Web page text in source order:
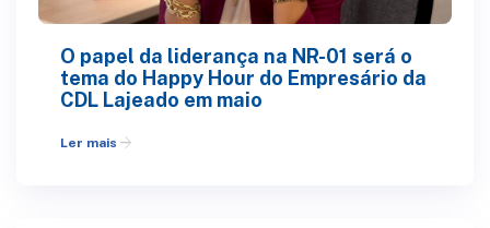
O papel da liderança na NR-01 será o
tema do Happy Hour do Empresário da
CDL Lajeado em maio
Ler mais arrow_forward